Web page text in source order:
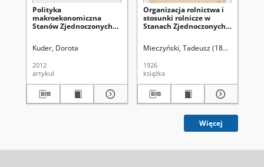
Polityka
makroekonomiczna
Stanów Zjednoczonych
Kuder, Dorota
2012
artykuł
Organizacja rolnictwa i
stosunki rolnicze w
Stanach Zjednoczonych
Mieczyński, Tadeusz (1888-1947)
1926
książka
Więcej